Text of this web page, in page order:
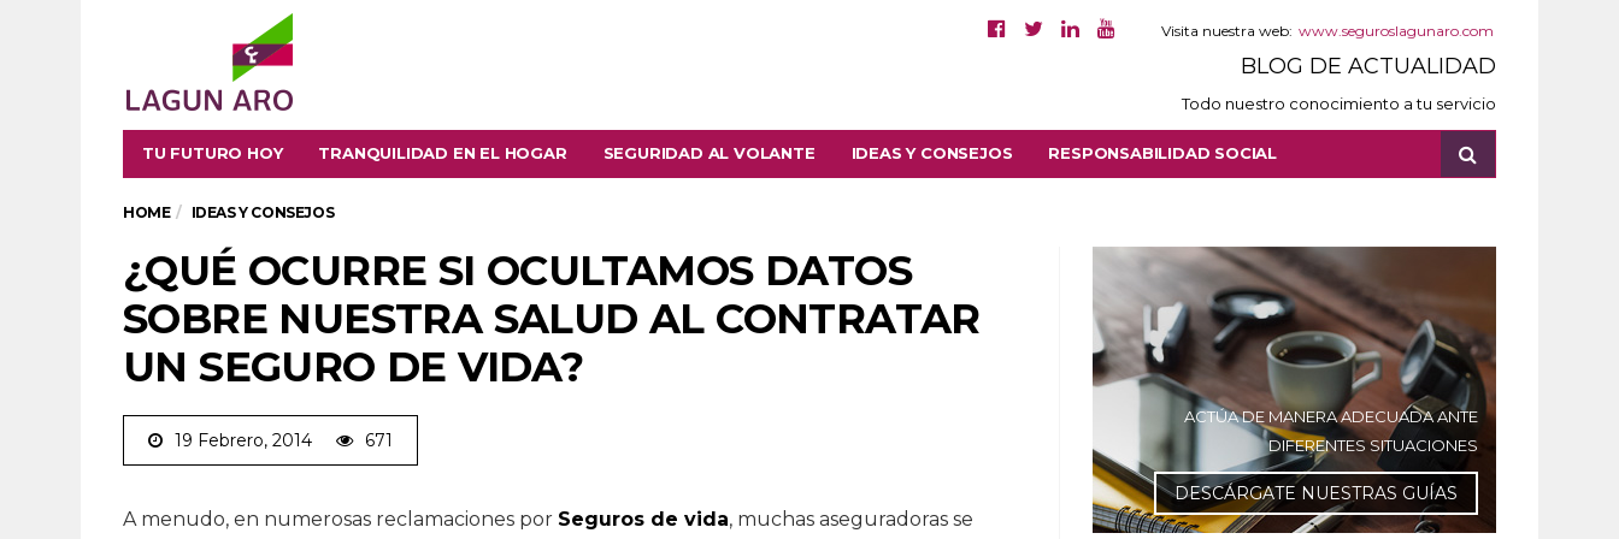
Visita nuestra web: www.seguroslagunaro.com
BLOG DE ACTUALIDAD
Todo nuestro conocimiento a tu servicio
TU FUTURO HOY TRANQUILIDAD EN EL HOGAR SEGURIDAD AL VOLANTE IDEAS Y CONSEJOS RESPONSABILIDAD SOCIAL
HOME IDEAS Y CONSEJOS
¿QUÉ OCURRE SI OCULTAMOS DATOS
SOBRE NUESTRA SALUD AL CONTRATAR
UN SEGURO DE VIDA?
19 Febrero, 2014 671
A menudo, en numerosas reclamaciones por Seguros de vida, muchas aseguradoras se
ACTÚA DE MANERA ADECUADA ANTE
DIFERENTES SITUACIONES
DESCÁRGATE NUESTRAS GUÍAS